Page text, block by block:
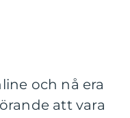
och nå era
att vara